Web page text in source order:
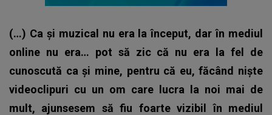
(…) Ca și muzical nu era la început, dar în mediul
online nu era… pot să zic că nu era la fel de
cunoscută ca și mine, pentru că eu, făcând niște
videoclipuri cu un om care lucra la noi mai de
mult, ajunsesem să fiu foarte vizibil în mediul